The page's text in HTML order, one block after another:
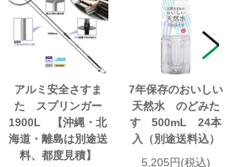
アルミ安全さすま
た スプリンガー
1900L 【沖縄・北
海道・離島は別途送
料、都度見積】
7年保存のおいしい
天然水 のどみた
す 500mL 24本
入（別途送料込）
5,205円(税込)